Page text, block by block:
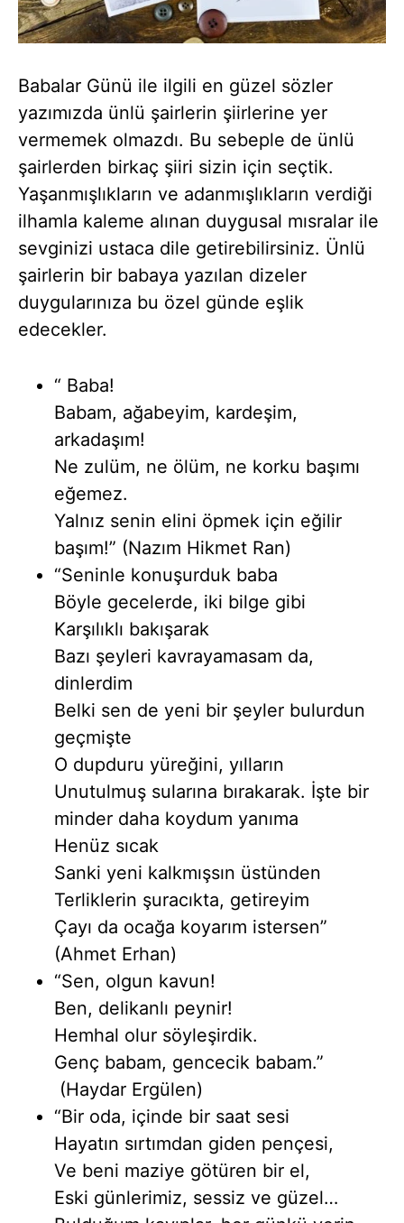
Babalar Günü ile ilgili en güzel sözler
yazımızda ünlü şairlerin şiirlerine yer
vermemek olmazdı. Bu sebeple de ünlü
şairlerden birkaç şiiri sizin için seçtik.
Yaşanmışlıkların ve adanmışlıkların verdiği
ilhamla kaleme alınan duygusal mısralar ile
sevginizi ustaca dile getirebilirsiniz. Ünlü
şairlerin bir babaya yazılan dizeler
duygularınıza bu özel günde eşlik
edecekler.
“ Baba!
Babam, ağabeyim, kardeşim,
arkadaşım!
Ne zulüm, ne ölüm, ne korku başımı
eğemez.
Yalnız senin elini öpmek için eğilir
başım!” (Nazım Hikmet Ran)
“Seninle konuşurduk baba
Böyle gecelerde, iki bilge gibi
Karşılıklı bakışarak
Bazı şeyleri kavrayamasam da,
dinlerdim
Belki sen de yeni bir şeyler bulurdun
geçmişte
O dupduru yüreğini, yılların
Unutulmuş sularına bırakarak. İşte bir
minder daha koydum yanıma
Henüz sıcak
Sanki yeni kalkmışsın üstünden
Terliklerin şuracıkta, getireyim
Çayı da ocağa koyarım istersen”
(Ahmet Erhan)
“Sen, olgun kavun!
Ben, delikanlı peynir!
Hemhal olur söyleşirdik.
Genç babam, gencecik babam.”
(Haydar Ergülen)
“Bir oda, içinde bir saat sesi
Hayatın sırtımdan giden pençesi,
Ve beni maziye götüren bir el,
Eski günlerimiz, sessiz ve güzel…